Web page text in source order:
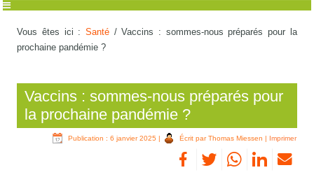
Vous êtes ici :Santé /Vaccins : sommes-nous préparés pour la
prochaine pandémie ?
Vaccins : sommes-nous préparés pour
la prochaine pandémie ?
Publication : 6 janvier 2025 | Écrit par Thomas Miessen | Imprimer